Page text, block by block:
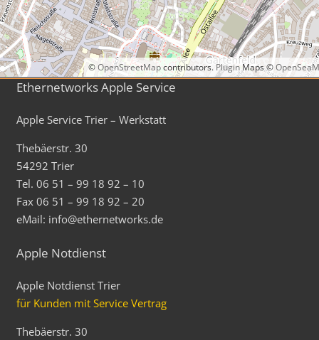
©OpenStreetMapcontributors.Plugin Maps ©
Ethernetworks Apple Service
Apple Service Trier – Werkstatt
Thebäerstr. 30
54292 Trier
Tel. 06 51 – 99 18 92 – 10
Fax 06 51 – 99 18 92 – 20
eMail: info@ethernetworks.de
Apple Notdienst
Apple Notdienst Trier
für Kunden mit Service Vertrag
Thebäerstr. 30